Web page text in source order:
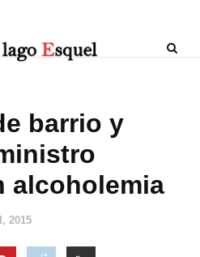
barrio y
alcoholemia
2015